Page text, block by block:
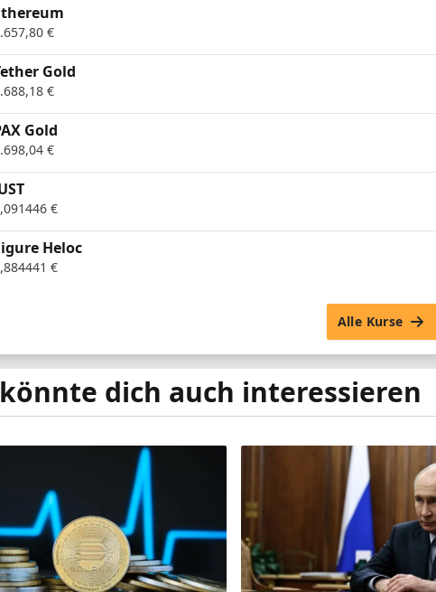
€
Gold
€
Gold
€
€
Heloc
€
Alle Kurse
dich auch interessieren